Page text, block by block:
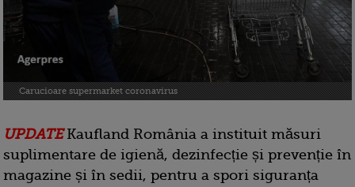
Carucioare supermarket coronavirus
UPDATEKaufland România a instituit măsuri
suplimentare de igienă, dezinfecție și prevenție în
magazine și în sedii, pentru a spori siguranța